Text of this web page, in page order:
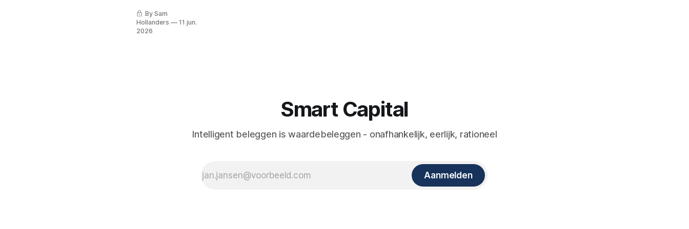
By Sam
Hollanders
11 jun.
2026
Smart Capital
Intelligent beleggen is waardebeleggen - onafhankelijk, eerlijk, rationeel
Aanmelden